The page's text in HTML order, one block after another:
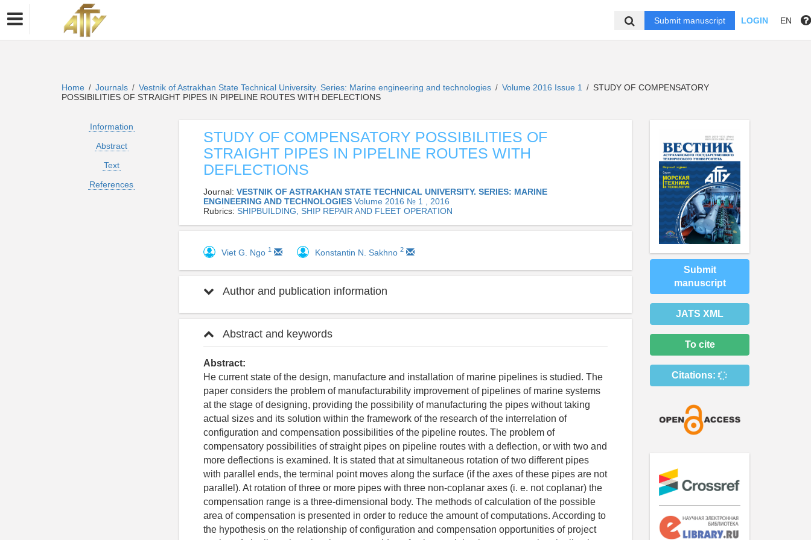
Submit manuscript LOGIN EN
Home / Journals / Vestnik of Astrakhan State Technical University. Series: Marine engineering and technologies / Volume 2016 Issue 1 / STUDY OF COMPENSATORY
POSSIBILITIES OF STRAIGHT PIPES IN PIPELINE ROUTES WITH DEFLECTIONS
Information
Abstract
Text
References
STUDY OF COMPENSATORY POSSIBILITIES OF
STRAIGHT PIPES IN PIPELINE ROUTES WITH
DEFLECTIONS
Journal: VESTNIK OF ASTRAKHAN STATE TECHNICAL UNIVERSITY. SERIES: MARINE
ENGINEERING AND TECHNOLOGIES Volume 2016 № 1 , 2016
Rubrics: SHIPBUILDING, SHIP REPAIR AND FLEET OPERATION
Viet G. Ngo 1 Konstantin N. Sakhno 2
Author and publication information
Abstract and keywords
Abstract:
He current state of the design, manufacture and installation of marine pipelines is studied. The
paper considers the problem of manufacturability improvement of pipelines of marine systems
at the stage of designing, providing the possibility of manufacturing the pipes without taking
actual sizes and its solution within the framework of the research of the interrelation of
configuration and compensation possibilities of the pipeline routes. The problem of
compensatory possibilities of straight pipes on pipeline routes with a deflection, or with two and
more deflections is examined. It is stated that at simultaneous rotation of two different pipes
with parallel ends, the terminal point moves along the surface (if the axes of these pipes are not
parallel). At rotation of three or more pipes with three non-coplanar axes (i. e. not coplanar) the
compensation range is a three-dimensional body. The methods of calculation of the possible
area of compensation is presented in order to reduce the amount of computations. According to
the hypothesis on the relationship of configuration and compensation opportunities of project
Submit
manuscript
JATS XML
To cite
Citations: